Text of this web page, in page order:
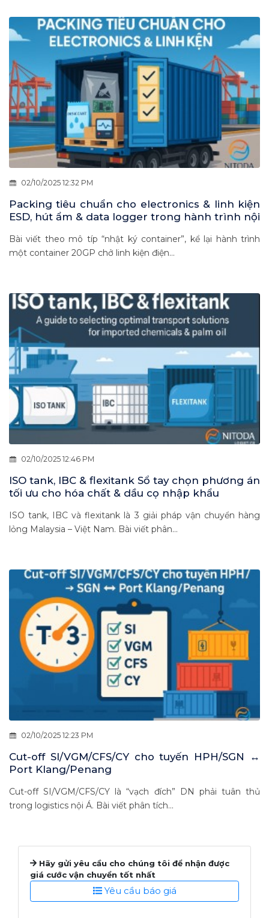
02/10/2025 12:32 PM
Packing tiêu chuẩn cho electronics & linh kiện
ESD, hút ẩm & data logger trong hành trình nội
Bài viết theo mô típ “nhật ký container”, kể lại hành trình
một container 20GP chở linh kiện điện...
02/10/2025 12:46 PM
ISO tank, IBC & flexitank Sổ tay chọn phương án
tối ưu cho hóa chất & dầu cọ nhập khẩu
ISO tank, IBC và flexitank là 3 giải pháp vận chuyển hàng
lỏng Malaysia – Việt Nam. Bài viết phân...
02/10/2025 12:23 PM
Cut-off SI/VGM/CFS/CY cho tuyến HPH/SGN ↔
Port Klang/Penang
Cut-off SI/VGM/CFS/CY là “vạch đích” DN phải tuân thủ
trong logistics nội Á. Bài viết phân tích...
Hãy gửi yêu cầu cho chúng tôi để nhận được
giá cước vận chuyển tốt nhất
Yêu cầu báo giá